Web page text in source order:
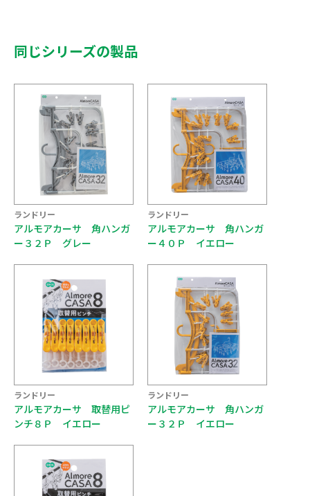
同じシリーズの製品
ランドリー
アルモアカーサ 角ハンガ
ー３２Ｐ グレー
ランドリー
アルモアカーサ 角ハンガ
ー４０Ｐ イエロー
ランドリー
アルモアカーサ 取替用ピ
ンチ８Ｐ イエロー
ランドリー
アルモアカーサ 角ハンガ
ー３２Ｐ イエロー